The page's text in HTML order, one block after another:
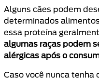
Alguns cães podem
determinados
essa proteína
algumas raças podem
alérgicas após o
Caso você nunca tenha